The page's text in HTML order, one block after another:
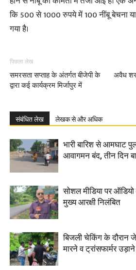
कि 500 से 1000 रुपये में 100 नींबू बेचना
गया है।
पिछला लेख
समरसता सप्ताह के अंतर्गत बीजेपी के
द्वारा कई कार्यक्रम मिर्जापुर में
अवैध
संबंधित लेख लेखक से और अधिक
भारी बारिश से आमघाट
आवागमन बंद, तीन दिन
सोशल मीडिया पर
मुख्य आरक्षी निलंबित
बिजली चेकिंग के दौरान
मारने व ट्रांसफार्मर